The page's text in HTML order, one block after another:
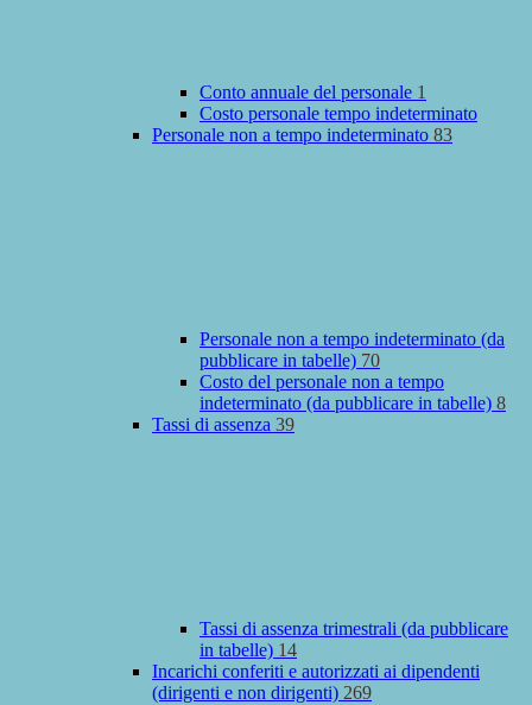
Conto annuale del personale 1
Costo personale tempo indeterminato
Personale non a tempo indeterminato 83
Personale non a tempo indeterminato (da
pubblicare in tabelle) 70
Costo del personale non a tempo
indeterminato (da pubblicare in tabelle) 8
Tassi di assenza 39
Tassi di assenza trimestrali (da pubblicare
in tabelle) 14
Incarichi conferiti e autorizzati ai dipendenti
(dirigenti e non dirigenti) 269